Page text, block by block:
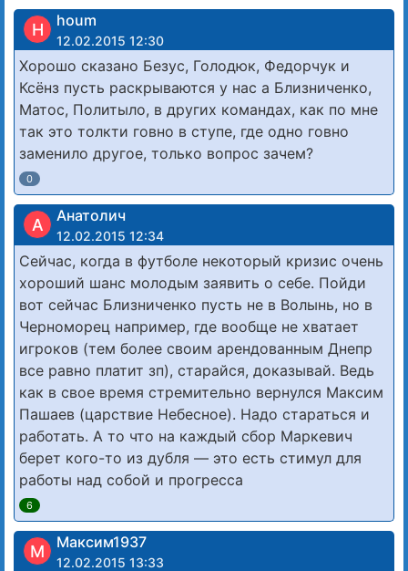
H houm
12.02.2015 12:30
Хорошо сказано Безус, Голодюк, Федорчук и
Ксёнз пусть раскрываются у нас а Близниченко,
Матос, Политыло, в других командах, как по мне
так это толкти говно в ступе, где одно говно
заменило другое, только вопрос зачем?
0
А Анатолич
12.02.2015 12:34
Сейчас, когда в футболе некоторый кризис очень
хороший шанс молодым заявить о себе. Пойди
вот сейчас Близниченко пусть не в Волынь, но в
Черноморец например, где вообще не хватает
игроков (тем более своим арендованным Днепр
все равно платит зп), старайся, доказывай. Ведь
как в свое время стремительно вернулся Максим
Пашаев (царствие Небесное). Надо стараться и
работать. А то что на каждый сбор Маркевич
берет кого-то из дубля — это есть стимул для
работы над собой и прогресса
6
М Максим1937
12.02.2015 13:33